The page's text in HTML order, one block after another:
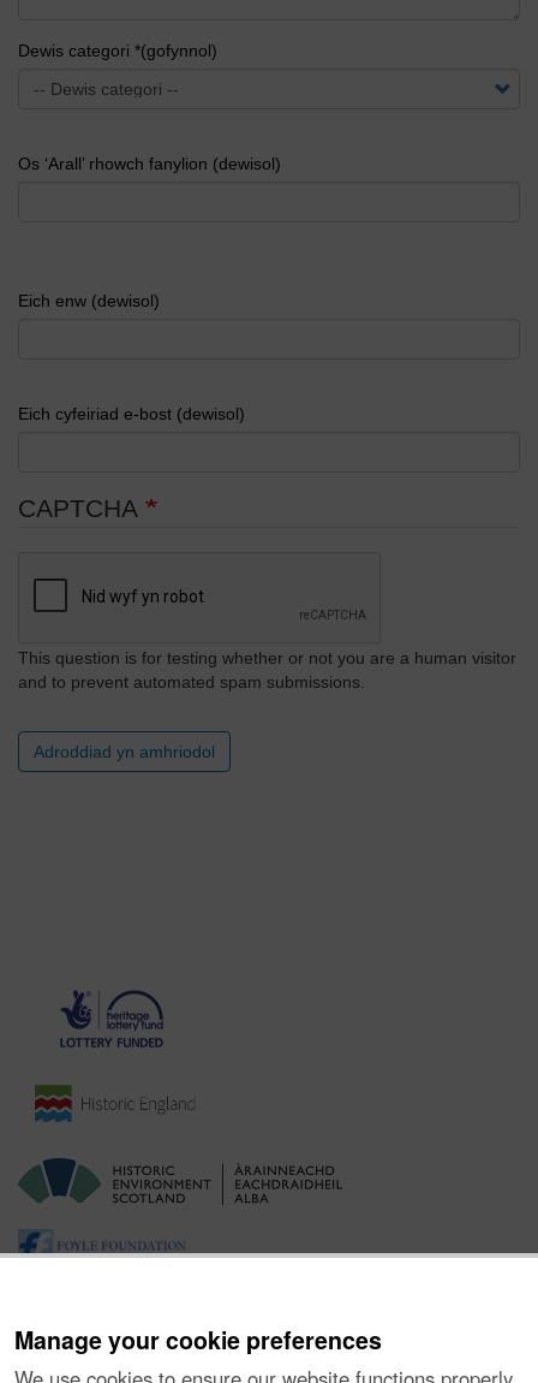
Manage your cookie preferences
Dewis categori *(gofynnol)
Os ‘Arall’ rhowch fanylion (dewisol)
Eich enw (dewisol)
Eich cyfeiriad e-bost (dewisol)
CAPTCHA
This question is for testing whether or not you are a human visitor
and to prevent automated spam submissions.
Adroddiad yn amhriodol